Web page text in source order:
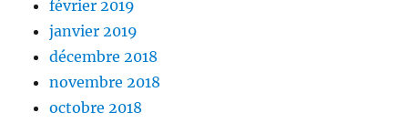
février 2019
janvier 2019
décembre 2018
novembre 2018
octobre 2018